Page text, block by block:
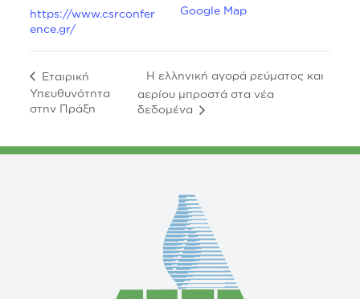
https://www.csrconfer
ence.gr/
Google Map
Εταιρική
Υπευθυνότητα
στην Πράξη
Η ελληνική αγορά ρεύματος και
αερίου μπροστά στα νέα
δεδομένα